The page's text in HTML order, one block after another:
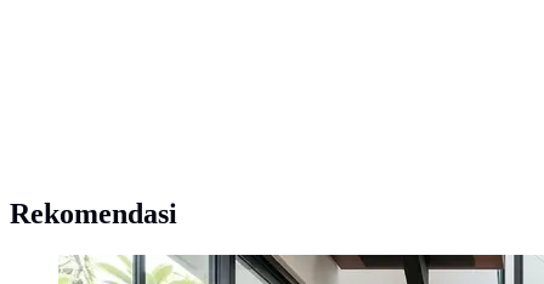
Rekomendasi